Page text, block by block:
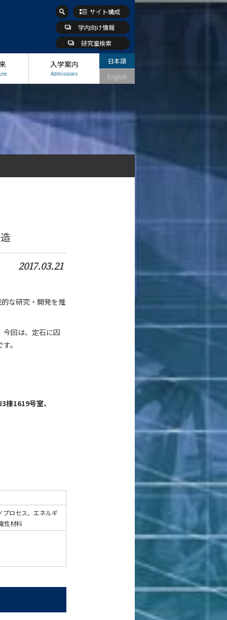
サイト構成
学内向け情報
研究室検索
入学案内
Admissions
日本語
English
2017.03.21
な研究・開発を推
今回は、定石に囚
。
棟1619号室、
プロセス、エネルギ
性材料